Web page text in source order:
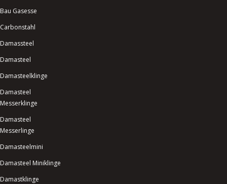
Bau Gasesse
Carbonstahl
Damassteel
Damasteel
Damasteelklinge
Damasteel
Messerklinge
Damasteel
Messerlinge
Damasteelmini
Damasteel Miniklinge
Damastklinge